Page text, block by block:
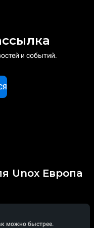
и событий.
Unox Европа
можно быстрее.